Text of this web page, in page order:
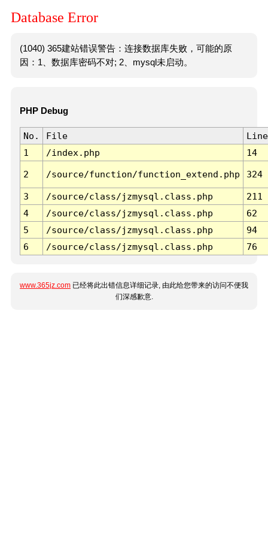
Database Error
(1040) 365建站错误警告：连接数据库失败，可能的原
因：1、数据库密码不对; 2、mysql未启动。
PHP Debug
No. File
Line
1
/index.php 14
2 /source/function/function_extend.php 324
3 /source/class/jzmysql.class.php
211
4
/source/class/jzmysql.class.php
62
5
/source/class/jzmysql.class.php
94
6
/source/class/jzmysql.class.php 76
www.365jz.com 已经将此出错信息详细记录, 由此给您带来的访问不便我
们深感歉意.